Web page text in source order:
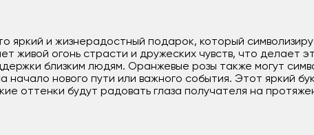
яркий и жизнерадостный подарок, который
живой огонь страсти и дружеских чувств, что делает
близким людям. Оранжевые розы также могут
начало нового пути или важного события. Этот яркий
оттенки будут радовать глаза получателя на